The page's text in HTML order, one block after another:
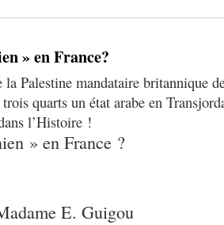
» en France?
Palestine mandataire britannique
quarts un état arabe en
l’Histoire !
» en France ?
E. Guigou